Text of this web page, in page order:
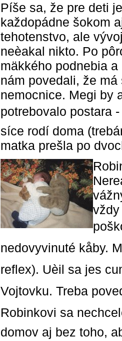
Píše sa, že pre deti
každopádne šokom
tehotenstvo, ale
neèakal nikto. Po
mäkkého podnebia
nám povedali, že
nemocnice. Megi by
potrebovalo postara
síce rodí doma
matka prešla po
nedovyvinuté kåby.
reflex). Uèil sa jes
Vojtovku. Treba
Robinkovi sa
domov aj bez toho,